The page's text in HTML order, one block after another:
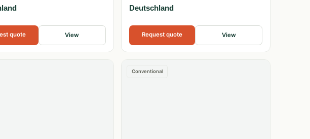
quote View
Deutschland
Request quote View
Conventional